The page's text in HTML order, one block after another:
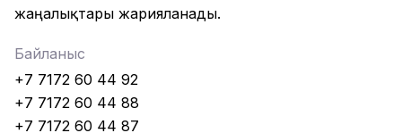
жаңалықтары жарияланады.
Байланыс
+7 7172 60 44 92
+7 7172 60 44 88
+7 7172 60 44 87